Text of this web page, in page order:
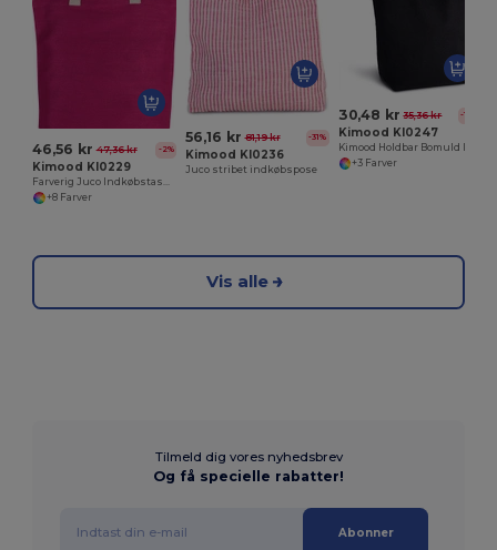
46,56 kr 47,36 kr -2%
Kimood KI0229
+8 Farver
56,16 kr 81,19 kr -31%
Kimood KI0236
Juco stribet indkøbspose
30,48 kr 35,36 kr -14%
Kimood KI0247
+3 Farver
Vis alle
Tilmeld dig vores nyhedsbrev
Og få specielle rabatter!
Abonner